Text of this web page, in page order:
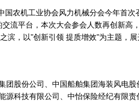
国农机工业协会风力机械分会今年首次
流平台，本次大会参会人数再创新高
滨，以"创新引领 提质增效"为主题，
团股份公司、中国船舶集团海装风电股
科技有限公司、中怡保险经纪有限责